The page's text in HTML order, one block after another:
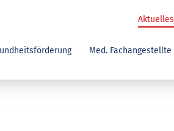
Aktuelles
Med. Fachangestellte